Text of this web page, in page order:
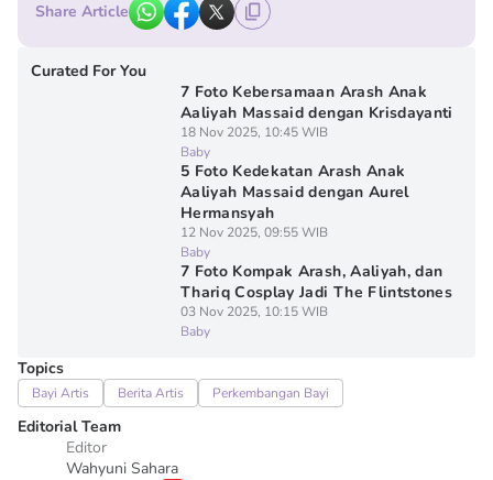
Share Article
Curated For You
7 Foto Kebersamaan Arash Anak
Aaliyah Massaid dengan Krisdayanti
18 Nov 2025, 10:45 WIB
Baby
5 Foto Kedekatan Arash Anak
Aaliyah Massaid dengan Aurel
Hermansyah
12 Nov 2025, 09:55 WIB
Baby
7 Foto Kompak Arash, Aaliyah, dan
Thariq Cosplay Jadi The Flintstones
03 Nov 2025, 10:15 WIB
Baby
Topics
Bayi Artis Berita Artis Perkembangan Bayi
Editorial Team
Editor
Wahyuni Sahara